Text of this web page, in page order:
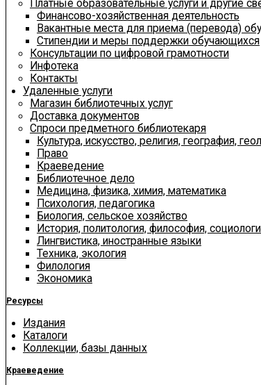
Платные образовательные услуги и другие
Финансово-хозяйственная деятельность
Вакантные места для приема (перевода)
Стипендии и меры поддержки обучающихся
Консультации по цифровой грамотности
Инфотека
Контакты
Удаленные услуги
Магазин библиотечных услуг
Доставка документов
Спроси предметного библиотекаря
Культура, искусство, религия, география,
Право
Краеведение
Библиотечное дело
Медицина, физика, химия, математика
Психология, педагогика
Биология, сельское хозяйство
История, политология, философия,
Лингвистика, иностранные языки
Техника, экология
Филология
Экономика
Ресурсы
Издания
Каталоги
Коллекции, базы данных
Краеведение